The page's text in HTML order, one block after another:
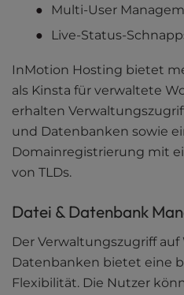
Multi-User
Live-Status-
InMotion Hosting bietet
als Kinsta für verwaltete
erhalten
und Datenbanken sowie
Domainregistrierung mit
von TLDs.
Datei & Datenbank
Der Verwaltungszugriff
Datenbanken bietet eine
Flexibilität. Die Nutzer